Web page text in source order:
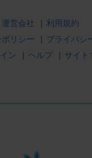
運営会社 | 利用規約
リシー
| プライバシ
ン
| ヘルプ | サイト